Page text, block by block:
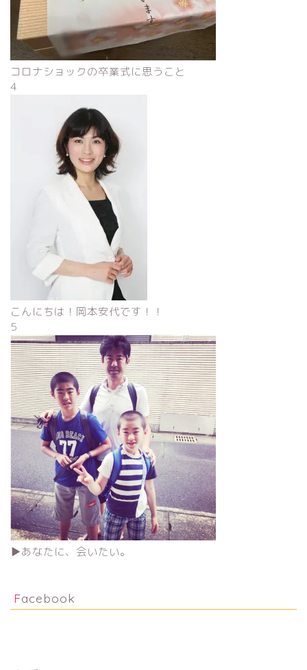
コロナショックの卒業式に思うこと
4
こんにちは！岡本安代です！！
5
▶︎あなたに、会いたい。
Facebook